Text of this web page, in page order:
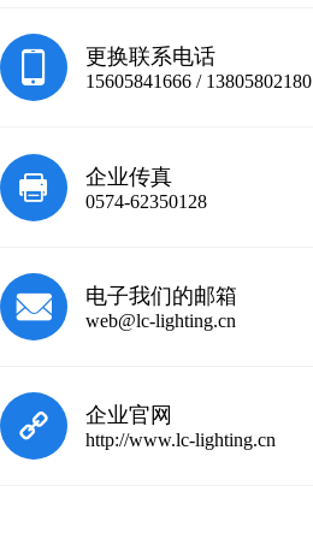
更换联系电话
15605841666 / 13805802180
企业传真
0574-62350128
电子我们的邮箱
web@lc-lighting.cn
企业官网
http://www.lc-lighting.cn